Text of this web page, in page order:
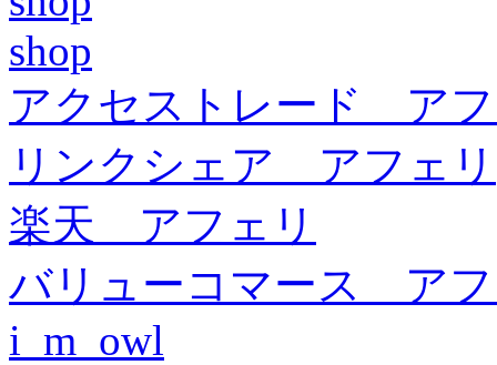
shop
アクセストレード ア
リンクシェア アフェリ
楽天 アフェリ
バリューコマース ア
i_m_owl